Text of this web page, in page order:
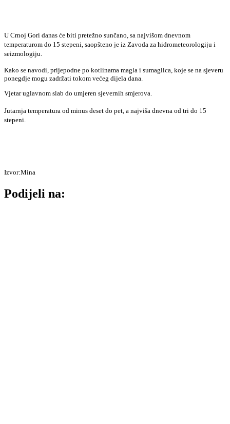
U Crnoj Gori danas će biti pretežno sunčano, sa najvišom dnevnom
temperaturom do 15 stepeni, saopšteno je iz Zavoda za hidrometeorologiju i
seizmologiju.
Kako se navodi, prijepodne po kotlinama magla i sumaglica, koje se na sjeveru
ponegdje mogu zadržati tokom većeg dijela dana.
Vjetar uglavnom slab do umjeren sjevernih smjerova.
Jutarnja temperatura od minus deset do pet, a najviša dnevna od tri do 15
stepeni.
Izvor:Mina
Podijeli na: